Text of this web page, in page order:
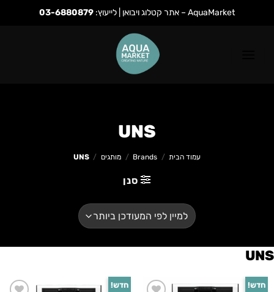
AquaMarket – אתר קטלוג ויבואן | לייעוץ: 03-6880879
UNS
עמוד הבית /
Brands
/ מותגים /
UNS
סנן
UNS
חדש! חדש!